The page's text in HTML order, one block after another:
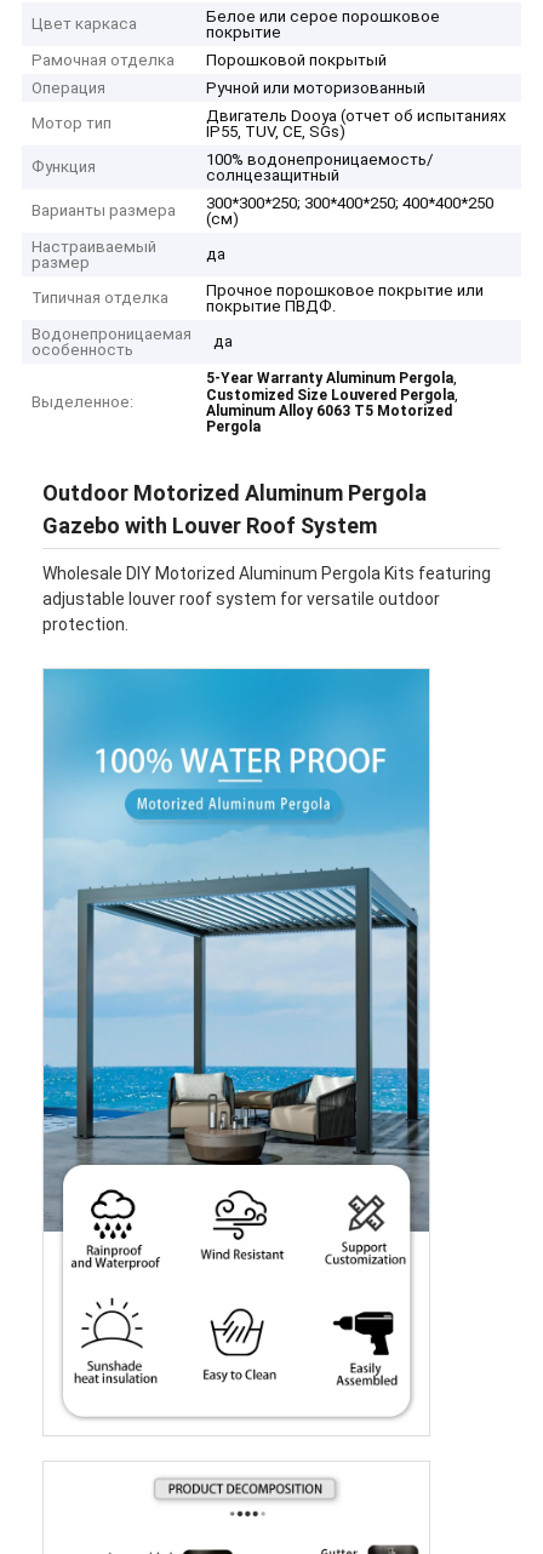
Домой
Цвет каркаса
Белое или серое порошковое
покрытие
Рамочная отделка
Порошковой покрытый
Операция
Ручной или моторизованный
Мотор тип
Двигатель Dooya (отчет об испытаниях
IP55, TUV, CE, SGs)
Функция
100% водонепроницаемость/
солнцезащитный
Варианты размера
300*300*250; 300*400*250; 400*400*250
(см)
Настраиваемый
размер
да
Типичная отделка
Прочное порошковое покрытие или
покрытие ПВДФ.
Водонепроницаемая
особенность
да
Выделенное:
5-Year Warranty Aluminum Pergola,
Customized Size Louvered Pergola,
Aluminum Alloy 6063 T5 Motorized
Pergola
Outdoor Motorized Aluminum Pergola
Gazebo with Louver Roof System
Wholesale DIY Motorized Aluminum Pergola Kits featuring
adjustable louver roof system for versatile outdoor
protection.